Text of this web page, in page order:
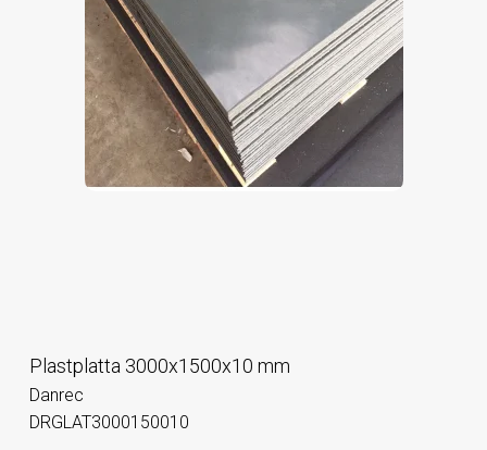
Plastplatta 3000x1500x10 mm
Danrec
DRGLAT3000150010